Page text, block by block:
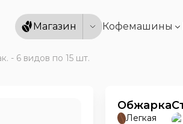
Магазин Кофемашины
- 6 видов по 15 шт.
Обжарка
Легкая